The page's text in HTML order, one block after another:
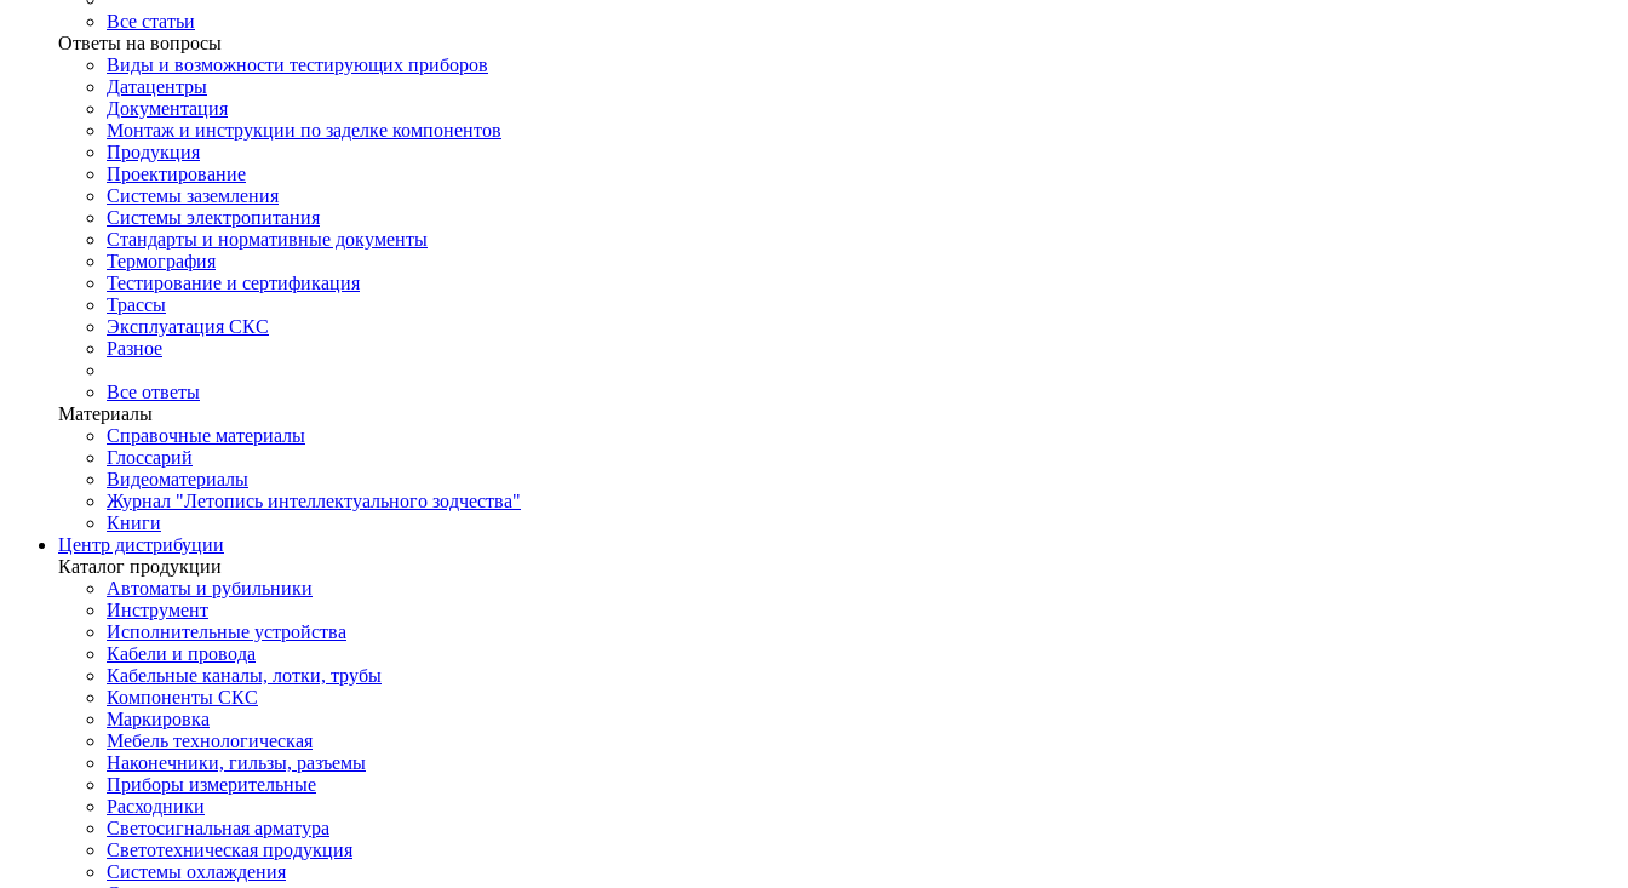
Все статьи
Ответы на вопросы
Виды и возможности тестирующих приборов
Датацентры
Документация
Монтаж и инструкции по заделке компонентов
Продукция
Проектирование
Системы заземления
Системы электропитания
Стандарты и нормативные документы
Термография
Тестирование и сертификация
Трассы
Эксплуатация СКС
Разное
Все ответы
Материалы
Справочные материалы
Глоссарий
Видеоматериалы
Журнал "Летопись интеллектуального зодчества"
Книги
Центр дистрибуции
Каталог продукции
Автоматы и рубильники
Инструмент
Исполнительные устройства
Кабели и провода
Кабельные каналы, лотки, трубы
Компоненты СКС
Маркировка
Мебель технологическая
Наконечники, гильзы, разъемы
Приборы измерительные
Расходники
Светосигнальная арматура
Светотехническая продукция
Системы охлаждения